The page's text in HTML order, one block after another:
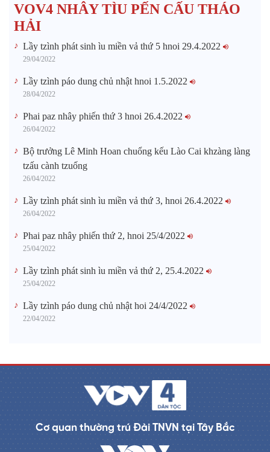
VOV4 NHÂY TÌU PẾN CẤU THÁO
HẢI
Lầy tzình phát sinh ìu miền vả thứ 5 hnoi 29.4.2022
29/04/2022
Lầy tzình páo dung chủ nhật hnoi 1.5.2022
28/04/2022
Phai paz nhây phiến thứ 3 hnoi 26.4.2022
26/04/2022
Bộ trưởng Lê Minh Hoan chuổng kếu Lào Cai khzàng làng
tzấu cành tzuống​
26/04/2022
Lầy tzình phát sinh ìu miền vả thứ 3, hnoi 26.4.2022
26/04/2022
Phai paz nhây phiến thứ 2, hnoi 25/4/2022
25/04/2022
Lầy tzình phát sinh ìu miền vả thứ 2, 25.4.2022
25/04/2022
Lầy tzình páo dung chủ nhật hoi 24/4/2022
22/04/2022
Cơ quan thường trú Đài TNVN tại Tây Bắc